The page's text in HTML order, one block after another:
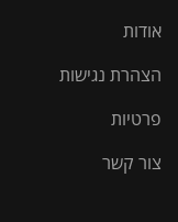
אודות
הצהרת נגישות
פרטיות
צור קשר